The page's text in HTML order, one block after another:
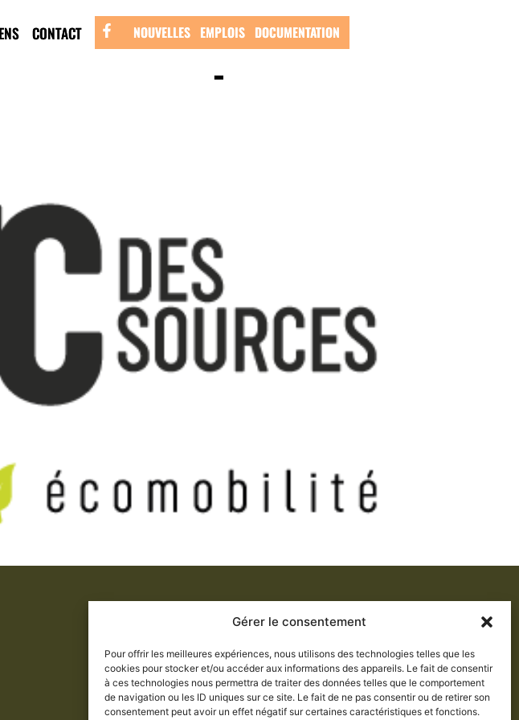
Gérer le consentement
Pour offrir les meilleures expériences, nous utilisons des technologies telles que les
cookies pour stocker et/ou accéder aux informations des appareils. Le fait de consentir
à ces technologies nous permettra de traiter des données telles que le comportement
de navigation ou les ID uniques sur ce site. Le fait de ne pas consentir ou de retirer son
consentement peut avoir un effet négatif sur certaines caractéristiques et fonctions.
CONTACT NOUVELLES EMPLOIS DOCUMENTATION
:Transport
309, rue Chassé
819 879-6645
Nous écrire